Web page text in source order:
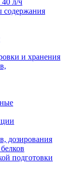
л/ч
содержания
и хранения
дозирования
подготовки